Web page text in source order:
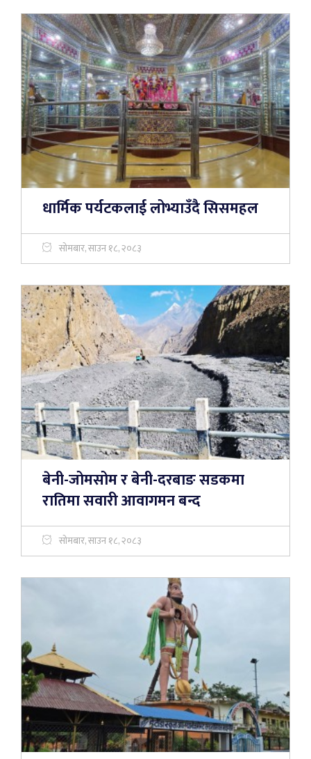
धार्मिक पर्यटकलाई लोभ्याउँदै सिसमहल
सोमबार, साउन १८, २०८३
बेनी-जोमसोम र बेनी-दरबाङ सडकमा
रातिमा सवारी आवागमन बन्द
सोमबार, साउन १८, २०८३